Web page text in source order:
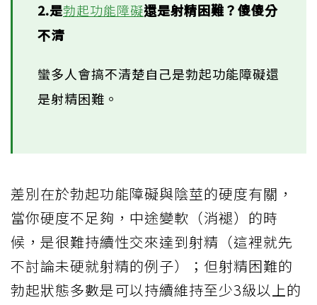
2.是勃起功能障礙還是射精困難？傻傻分
不清
蠻多人會搞不清楚自己是勃起功能障礙還
是射精困難。
差別在於勃起功能障礙與陰莖的硬度有關，
當你硬度不足夠，中途變軟（消褪）的時
候，是很難持續性交來達到射精（這裡就先
不討論未硬就射精的例子）；但射精困難的
勃起狀態多數是可以持續維持至少3級以上的